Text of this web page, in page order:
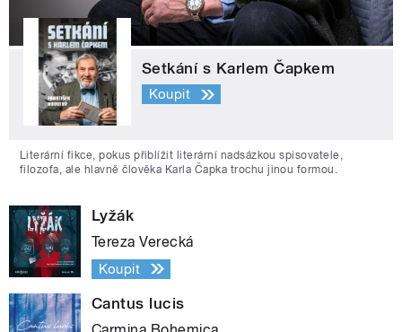
Setkání s Karlem Čapkem
Koupit
Literární fikce, pokus přiblížit literární nadsázkou spisovatele,
filozofa, ale hlavně člověka Karla Čapka trochu jinou formou.
Lyžák
Tereza Verecká
Koupit
Cantus lucis